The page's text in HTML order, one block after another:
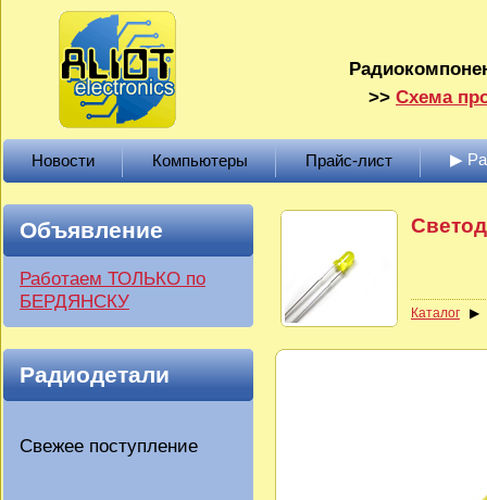
>> Схема
Новости Компьютеры Прайс-лист ▶
Объявление
Работаем ТОЛЬКО по
БЕРДЯНСКУ
Радиодетали
Свежее поступление
Каталог